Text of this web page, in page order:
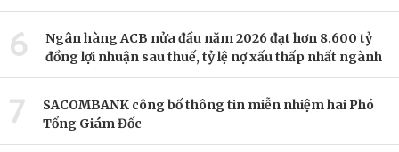
6
Ngân hàng ACB nửa đầu năm 2026 đạt hơn 8.600 tỷ
đồng lợi nhuận sau thuế, tỷ lệ nợ xấu thấp nhất ngành
7
SACOMBANK công bố thông tin miễn nhiệm hai Phó
Tổng Giám Đốc